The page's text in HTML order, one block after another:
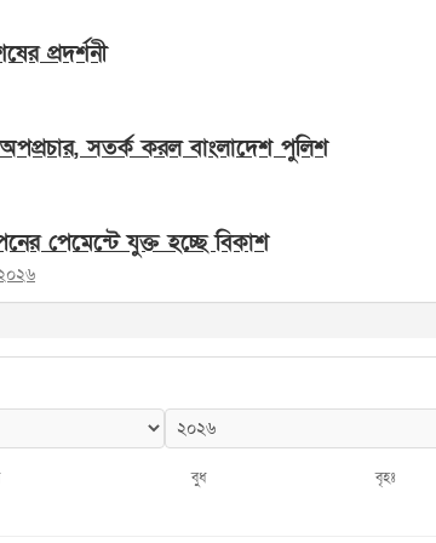
প্রদর্শনী
সতর্ক করল বাংলাদেশ পুলিশ
পেমেন্টে যুক্ত হচ্ছে বিকাশ
বুধ বৃহঃ